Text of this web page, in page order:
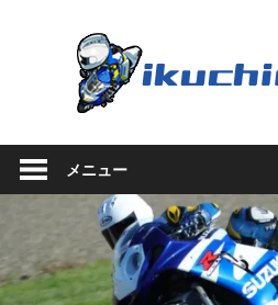
ち
ロ
グ
メニュー